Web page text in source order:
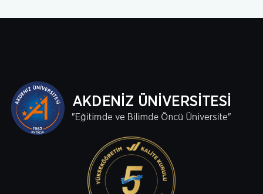
Spor Bilimleri Fakültesi
Su Ürünleri Fakültesi